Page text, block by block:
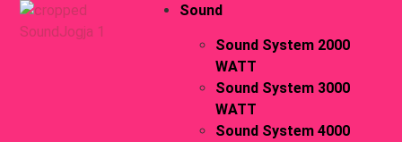
Sound
Sound System 2000
WATT
Sound System 3000
WATT
Sound System 4000